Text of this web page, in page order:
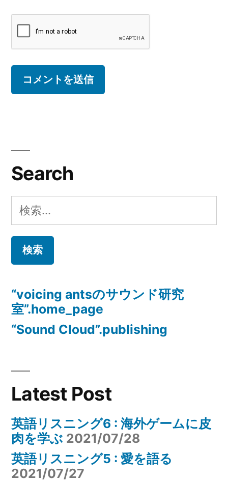
Search
検
索:
“voicing antsのサウンド研究
室”.home_page
“Sound Cloud”.publishing
Latest Post
英語リスニング6 : 海外ゲームに皮
肉を学ぶ 2021/07/28
英語リスニング5 : 愛を語る
2021/07/27